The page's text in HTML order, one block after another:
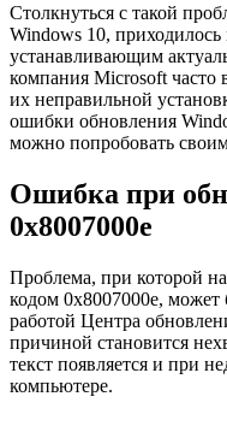
Столкнуться с такой
Windows 10,
устанавливающим
компания Microsoft часто
их неправильной
ошибки обновления
можно попробовать
Ошибка при
0x8007000e
Проблема, при которой
кодом 0x8007000e, может
работой Центра
причиной становится
текст появляется и при
компьютере.